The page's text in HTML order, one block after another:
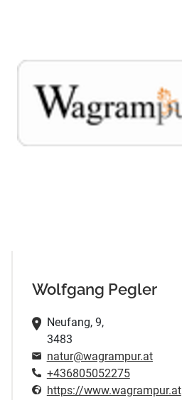
Wolfgang Pegler
Neufang, 9,
3483
natur@wagrampur.at
+436805052275
https://www.wagrampur.at